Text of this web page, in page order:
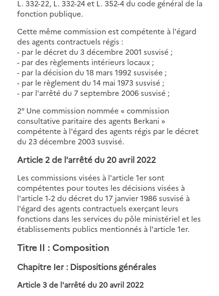
L. 332-22, L. 332-24 et L. 352-4 du code général de la
fonction publique.
Cette même commission est compétente à l'égard
des agents contractuels régis :
- par le décret du 3 décembre 2001 susvisé ;
- par des règlements intérieurs locaux ;
- par la décision du 18 mars 1992 susvisée ;
- par le règlement du 14 mai 1973 susvisé ;
- par l'arrêté du 7 septembre 2006 susvisé ;
2° Une commission nommée « commission
consultative paritaire des agents Berkani »
compétente à l'égard des agents régis par le décret
du 23 décembre 2003 susvisé.
Article 2 de l'arrêté du 20 avril 2022
Les commissions visées à l'article 1er sont
compétentes pour toutes les décisions visées à
l'article 1-2 du décret du 17 janvier 1986 susvisé à
l'égard des agents contractuels exerçant leurs
fonctions dans les services du pôle ministériel et les
établissements publics mentionnés à l'article 1er.
Titre II : Composition
Chapitre Ier : Dispositions générales
Article 3 de l'arrêté du 20 avril 2022